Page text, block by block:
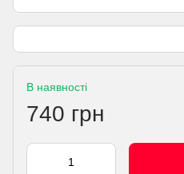
В наявності
740 грн